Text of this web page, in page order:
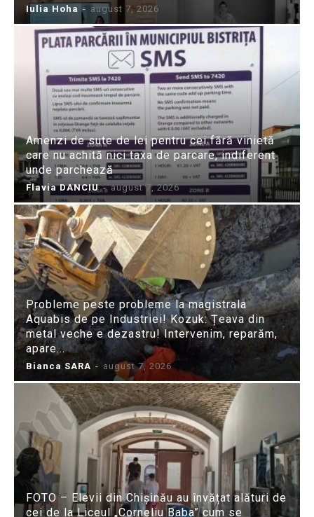
Iulia Hoha - august 7, 2026
Amenzi de sute de lei pentru cei fără vinietă
care nu achită nici taxa de parcare, indiferent
unde parchează
Flavia DANCIU - august 7, 2026
Probleme peste probleme la magistrala
Aquabis de pe Industriei! Kozuk: Țeava din
metal veche e dezastru! Intervenim, reparăm,
apare...
Bianca SARA - august 7, 2026
FOTO – Elevii din Chișinău au învățat alături de
cei de la Liceul „Corneliu Baba” cum se